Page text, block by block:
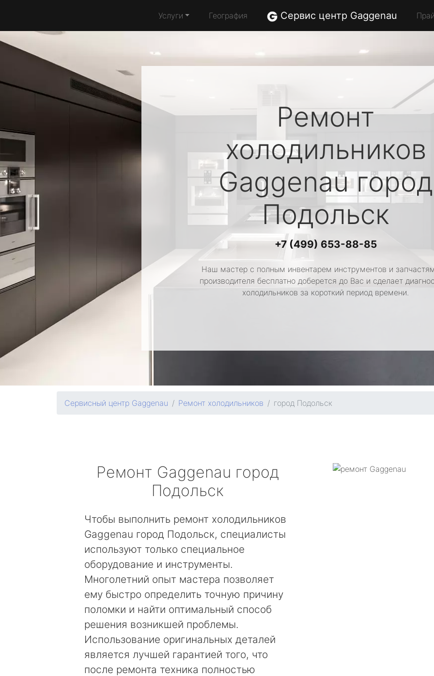
Услуги География Сервис центр Gaggenau
Ремонт
холодильников
Gaggenauгород
Подольск
+7 (499) 653-88-85
Наш мастер с полным инвентарем инструментов и
производителя бесплатно доберется до Вас и сделает
холодильников за короткий период времени.
Сервисный центр Gaggenau Ремонт холодильников город Подольск
Ремонт Gaggenau город
Подольск
Чтобы выполнить ремонт холодильников
Gaggenau город Подольск, специалисты
используют только специальное
оборудование и инструменты.
Многолетний опыт мастера позволяет
ему быстро определить точную причину
поломки и найти оптимальный способ
решения возникшей проблемы.
Использование оригинальных деталей
является лучшей гарантией того, что
после ремонта техника полностью